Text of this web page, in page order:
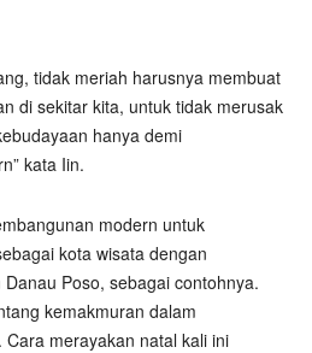
tidak meriah harusnya membuat
di sekitar kita, untuk tidak merusak
hanya demi
kata Iin.
modern untuk
kota wisata dengan
Poso, sebagai contohnya.
kemakmuran dalam
merayakan natal kali ini